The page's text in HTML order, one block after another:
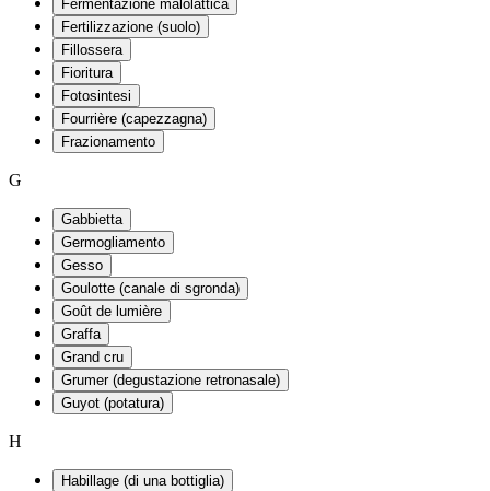
Fermentazione malolattica
Fertilizzazione (suolo)
Fillossera
Fioritura
Fotosintesi
Fourrière (capezzagna)
Frazionamento
G
Gabbietta
Germogliamento
Gesso
Goulotte (canale di sgronda)
Goût de lumière
Graffa
Grand cru
Grumer (degustazione retronasale)
Guyot (potatura)
H
Habillage (di una bottiglia)